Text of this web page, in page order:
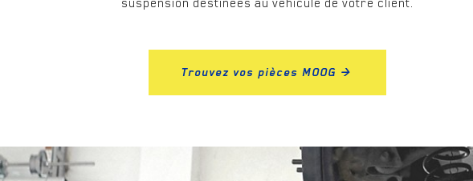
suspension destinées au véhicule de votre client.
Trouvez vos pièces MOOG >